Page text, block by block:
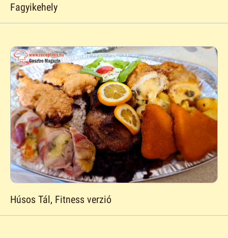
Fagyikehely
Húsos Tál, Fitness verzió